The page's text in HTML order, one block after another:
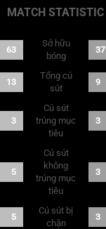
MATCH STATISTIC
63
Sở hữu
bóng
37
13
Tổng cú
sút
9
3
Cú sút
trúng mục
tiêu
3
5
Cú sút
không
trúng mục
tiêu
3
5
Cú sút bị
chặn
3